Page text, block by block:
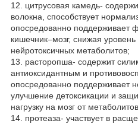
12. цитрусовая камедь-
волокна, способствует
опосредованно поддерживает
кишечник–мозг, снижая
нейротоксичных метаболитов;
13. расторопша- содержит
антиоксидантным и
опосредованно поддерживает
улучшение детоксикации и
нагрузку на мозг от
14. протеаза- участвует в